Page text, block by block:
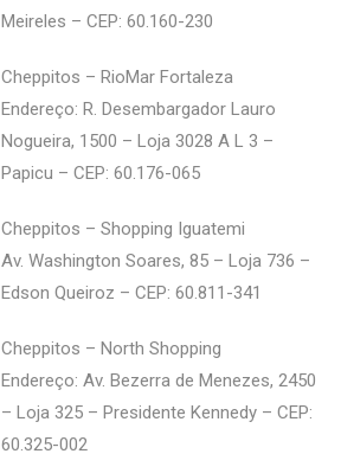
Meireles – CEP: 60.160-230
Cheppitos – RioMar Fortaleza
Endereço: R. Desembargador Lauro
Nogueira, 1500 – Loja 3028 A L 3 –
Papicu – CEP: 60.176-065
Cheppitos – Shopping Iguatemi
Av. Washington Soares, 85 – Loja 736 –
Edson Queiroz – CEP: 60.811-341
Cheppitos – North Shopping
Endereço: Av. Bezerra de Menezes, 2450
– Loja 325 – Presidente Kennedy – CEP:
60.325-002